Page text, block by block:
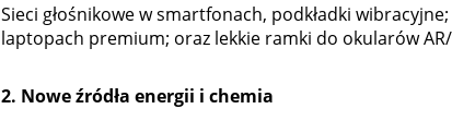
Sieci głośnikowe w smartfonach, podkładki
laptopach premium; oraz lekkie ramki do okularów AR/
2. Nowe źródła energii i chemia